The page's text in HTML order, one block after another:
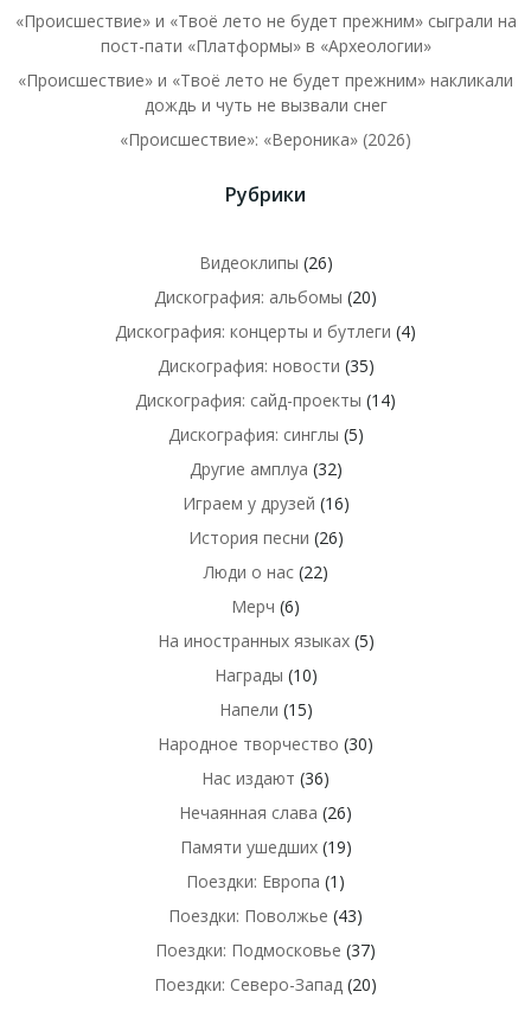
«Происшествие» и «Твоё лето не будет прежним» сыграли на
пост-пати «Платформы» в «Археологии»
«Происшествие» и «Твоё лето не будет прежним» накликали
дождь и чуть не вызвали снег
«Происшествие»: «Вероника» (2026)
Рубрики
Видеоклипы (26)
Дискография: альбомы (20)
Дискография: концерты и бутлеги (4)
Дискография: новости (35)
Дискография: сайд-проекты (14)
Дискография: синглы (5)
Другие амплуа (32)
Играем у друзей (16)
История песни (26)
Люди о нас(22)
Мерч (6)
На иностранных языках(5)
Награды (10)
Напели (15)
Народное творчество (30)
Нас издают (36)
Нечаянная слава (26)
Памяти ушедших(19)
Поездки: Европа (1)
Поездки: Поволжье (43)
Поездки: Подмосковье (37)
Поездки: Северо-Запад (20)